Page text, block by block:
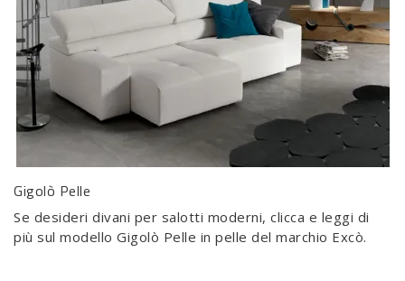
Gigolò Pelle
Se desideri divani per salotti moderni, clicca e leggi di
più sul modello Gigolò Pelle in pelle del marchio Excò.